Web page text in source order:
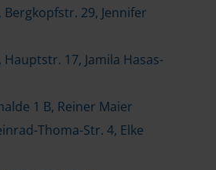
29, Jennifer
17, Jamila Hasas-
1 B, Reiner Maier
Thoma-Str. 4, Elke